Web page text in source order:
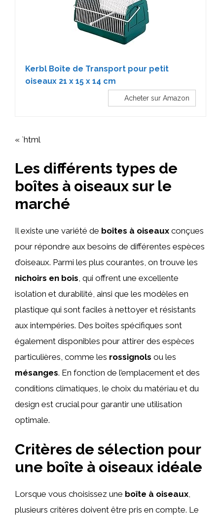
Kerbl Boîte de Transport pour petit
oiseaux 21 x 15 x 14 cm
Acheter sur Amazon
« `html
Les différents types de
boîtes à oiseaux sur le
marché
Il existe une variété de boîtes à oiseaux conçues
pour répondre aux besoins de différentes espèces
d’oiseaux. Parmi les plus courantes, on trouve les
nichoirs en bois, qui offrent une excellente
isolation et durabilité, ainsi que les modèles en
plastique qui sont faciles à nettoyer et résistants
aux intempéries. Des boîtes spécifiques sont
également disponibles pour attirer des espèces
particulières, comme les rossignols ou les
mésanges. En fonction de l’emplacement et des
conditions climatiques, le choix du matériau et du
design est crucial pour garantir une utilisation
optimale.
Critères de sélection pour
une boîte à oiseaux idéale
Lorsque vous choisissez une boîte à oiseaux
plusieurs critères doivent être pris en compte. Le